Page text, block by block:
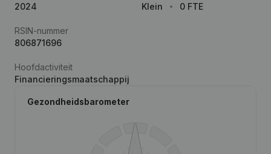
2024
Klein
0 FTE
RSIN-nummer
806871696
Hoofdactiviteit
Financieringsmaatschappij
Gezondheidsbarometer